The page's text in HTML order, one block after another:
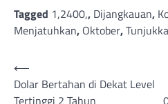
Tagged 1,2400,, Dijangkauan,
Menjatuhkan, Oktober,
Post
navigation
⟵
Dolar Bertahan di Dekat Level